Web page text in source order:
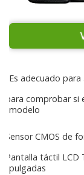
Es adecuado para
para comprobar
modelo
Sensor CMOS de
Pantalla táctil
pulgadas